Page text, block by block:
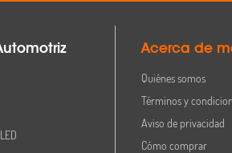
Acerca de
Quiénes somos
Términos y
Aviso de privacidad
Cómo comprar